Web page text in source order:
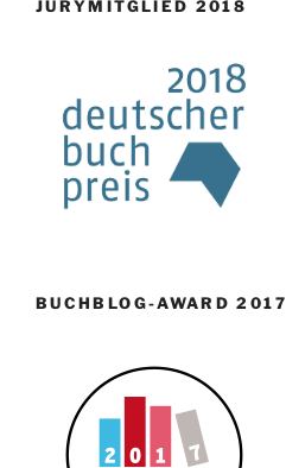
JURYMITGLIED 2018
BUCHBLOG-AWARD 2017